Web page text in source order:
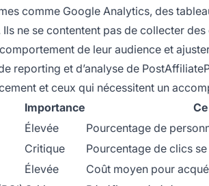
comme Google Analytics, des
ne se contentent pas de collecter
de leur audience et
reporting et d’analyse de
et ceux qui nécessitent un
Importance
Élevée
Pourcentage de
Critique
Pourcentage de clics
Élevée
Coût moyen pour